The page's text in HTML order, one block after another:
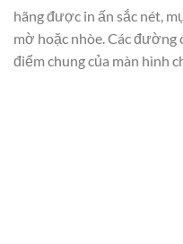
hãng được in ấn sắc nét,
mờ hoặc nhòe. Các đường
điểm chung của màn hình